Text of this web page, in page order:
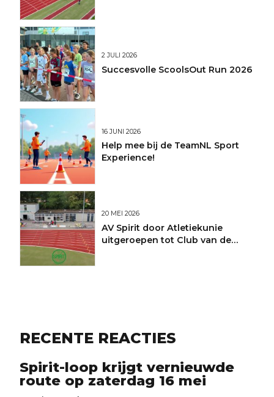
2 JULI 2026
Succesvolle ScoolsOut Run 2026
16 JUNI 2026
Help mee bij de TeamNL Sport
Experience!
20 MEI 2026
AV Spirit door Atletiekunie
uitgeroepen tot Club van de
RECENTE REACTIES
Spirit-loop krijgt vernieuwde
route op zaterdag 16 mei